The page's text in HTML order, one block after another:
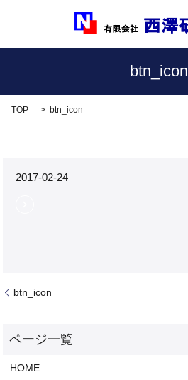
btn_icon
TOP btn_icon
2017-02-24
btn_icon
HOME